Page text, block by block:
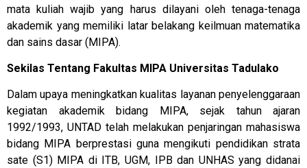
mata kuliah wajib yang harus dilayani oleh tenaga-tenaga
akademik yang memiliki latar belakang keilmuan matematika
dan sains dasar (MIPA).
Sekilas Tentang Fakultas MIPA Universitas Tadulako
Dalam upaya meningkatkan kualitas layanan penyelenggaraan
kegiatan akademik bidang MIPA, sejak tahun ajaran
1992/1993, UNTAD telah melakukan penjaringan mahasiswa
bidang MIPA berprestasi guna mengikuti pendidikan strata
sate (S1) MIPA di ITB, UGM, IPB dan UNHAS yang didanai